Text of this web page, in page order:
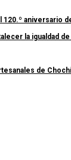
aniversario
la igualdad
de